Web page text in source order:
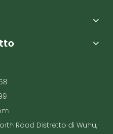
Road Distretto di Wuhu,